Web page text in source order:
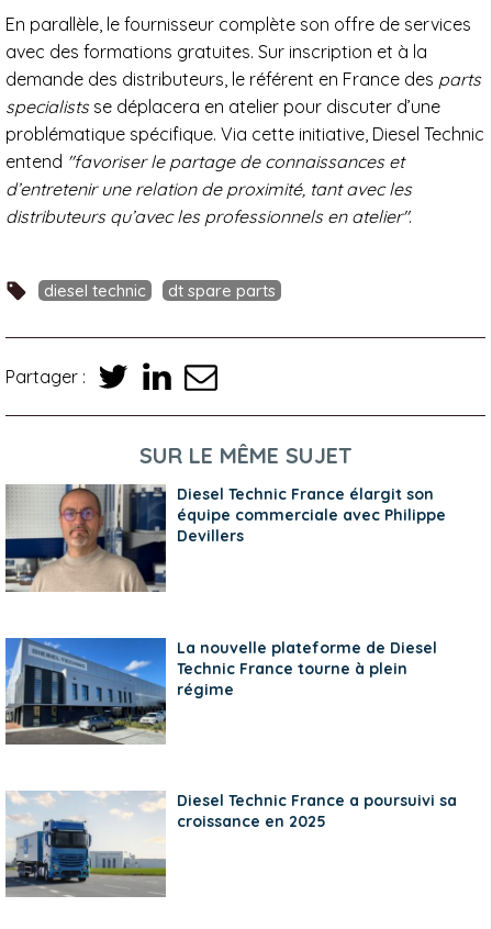
En parallèle, le fournisseur complète son offre de services
avec des formations gratuites. Sur inscription et à la
demande des distributeurs, le référent en France des parts
specialistsse déplacera en atelier pour discuter d’une
problématique spécifique. Via cette initiative, Diesel Technic
entend "favoriser le partage de connaissances et
d’entretenir une relation de proximité, tant avec les
distributeurs qu’avec les professionnels en atelier".
diesel technic dt spare parts
Partager :
SUR LE MÊME SUJET
Diesel Technic France élargit son
équipe commerciale avec Philippe
Devillers
La nouvelle plateforme de Diesel
Technic France tourne à plein
régime
Diesel Technic France a poursuivi sa
croissance en 2025